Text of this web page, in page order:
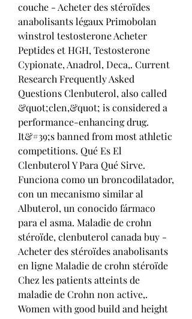
couche - Acheter des stéroïdes
anabolisants légaux Primobolan
winstrol testosterone Acheter
Peptides et HGH, Testosterone
Cypionate, Anadrol, Deca,. Current
Research Frequently Asked
Questions Clenbuterol, also called
&quot;clen,&quot; is considered a
performance-enhancing drug.
It&#39;s banned from most athletic
competitions. Qué Es El
Clenbuterol Y Para Qué Sirve.
Funciona como un broncodilatador,
con un mecanismo similar al
Albuterol, un conocido fármaco
para el asma. Maladie de crohn
stéroïde, clenbuterol canada buy -
Acheter des stéroïdes anabolisants
en ligne Maladie de crohn stéroïde
Chez les patients atteints de
maladie de Crohn non active,.
Women with good build and height